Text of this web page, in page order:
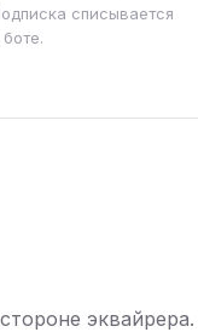
списывается
боте.
эквайрера.